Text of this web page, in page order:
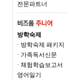
전문파트너
방학숙제
· 방학숙제 패키지
· 가족독서신문
· 체험학습보고서
영어일기